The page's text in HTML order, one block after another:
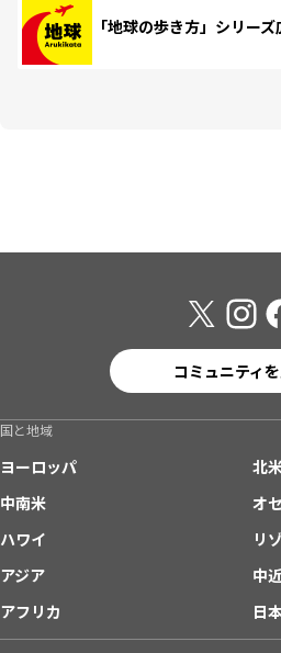
「地球の歩き方」シリー
コミュニティ
国と地域
ヨーロッパ
北
中南米
オ
ハワイ
リ
アジア
中
アフリカ
日